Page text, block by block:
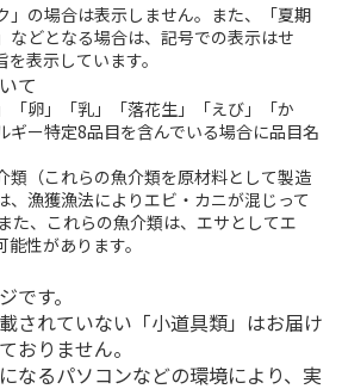
」の場合は表示しません。また、「夏期
などとなる場合は、記号での表示はせ
表示しています。
て
「卵」「乳」「落花生」「えび」「か
ギー特定8品目を含んでいる場合に品目名
（これらの魚介類を原材料として製造
、漁獲漁法によりエビ・カニが混じって
た、これらの魚介類は、エサとしてエ
性があります。
です。
されていない「小道具類」はお届け
おりません。
なるパソコンなどの環境により、実